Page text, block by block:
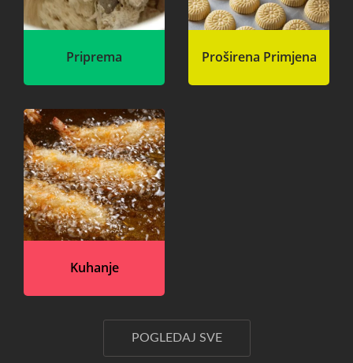
Priprema Proširena Primjena
Kuhanje
POGLEDAJ SVE